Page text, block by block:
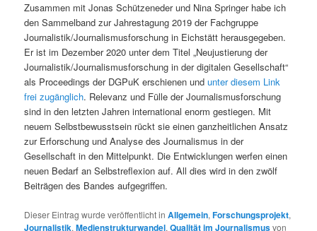
Zusammen mit Jonas Schützeneder und Nina Springer habe ich
den Sammelband zur Jahrestagung 2019 der Fachgruppe
Journalistik/Journalismusforschung in Eichstätt herausgegeben.
Er ist im Dezember 2020 unter dem Titel „Neujustierung der
Journalistik/Journalismusforschung in der digitalen Gesellschaft“
als Proceedings der DGPuK erschienen undunter diesem Link
frei zugänglich. Relevanz und Fülle der Journalismusforschung
sind in den letzten Jahren international enorm gestiegen. Mit
neuem Selbstbewusstsein rückt sie einen ganzheitlichen Ansatz
zur Erforschung und Analyse des Journalismus in der
Gesellschaft in den Mittelpunkt. Die Entwicklungen werfen einen
neuen Bedarf an Selbstreflexion auf. All dies wird in den zwölf
Beiträgen des Bandes aufgegriffen.
Dieser Eintrag wurde veröffentlicht inAllgemein,Forschungsprojekt,
Journalistik,Medienstrukturwandel,Qualität im Journalismusvon